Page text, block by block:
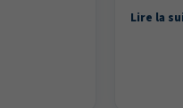
Lire la